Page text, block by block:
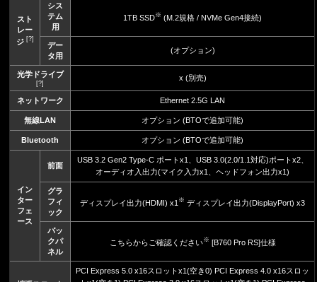
スト
レー
ジ [?]
シス
テム
用
1TB SSD※ (M.2規格 / NVMe Gen4接続)
デー
タ用
(オプション)
光学ドライブ
[?]
x (別売)
ネットワーク Ethernet 2.5G LAN
無線LAN オプション (BTOで追加可能)
Bluetooth オプション (BTOで追加可能)
イン
ター
フェ
ース
前面
USB 3.2 Gen2 Type-C ポートx1、USB 3.0(2.0/1.1対応)ポートx2、
オーディオ入出力(マイク入力x1、ヘッドフォン出力x1)
グラ
フィ
ック
ディスプレイ出力(HDMI) x1 ※ ディスプレイ出力(DisplayPort) x3
バッ
クパ
ネル
こちらからご確認ください※ [B760 Pro RS]仕様
PCI Express 5.0 x16スロットx1(空き0) PCI Express 4.0 x16スロッ